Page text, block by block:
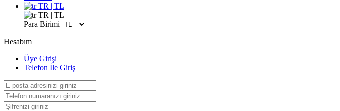
TR | TL
TR | TL
Para Birimi
Hesabım
Üye Girişi
Telefon İle Giriş